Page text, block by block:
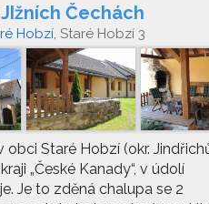
Čechách
Hobzí, Staré Hobzí 3
obci Staré Hobzí (okr.
„České Kanady“, v údolí
Je to zděná chalupa se 2